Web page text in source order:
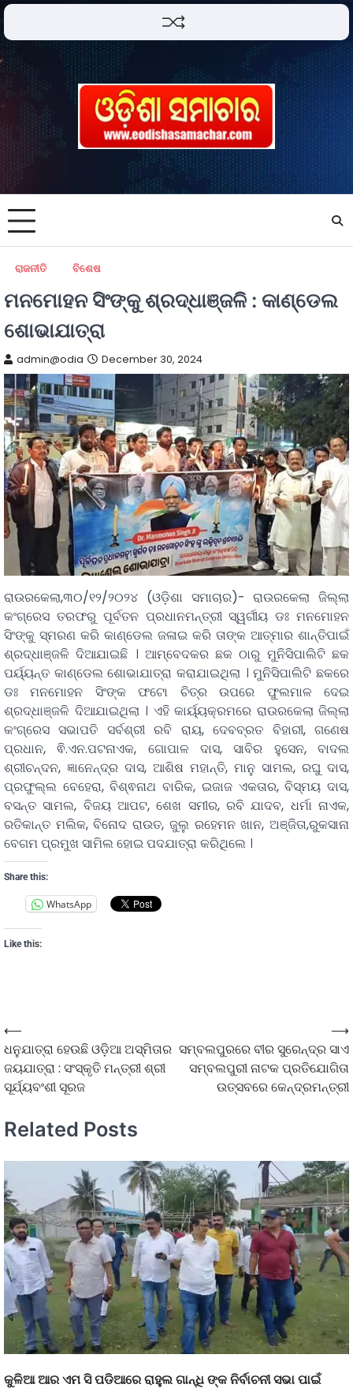
ରାଜନୀତି ବିଶେଷ
ମନମୋହନ ସିଂଙ୍କୁ ଶ୍ରଦ୍ଧାଞ୍ଜଳି : କାଣ୍ଡେଲ
ଶୋଭାଯାତ୍ରା
admin@odia December 30, 2024
ରାଉରକେଲା,୩୦/୧୨/୨୦୨୪ (ଓଡ଼ିଶା ସମାଚାର)- ରାଉରକେଲା ଜିଲ୍ଲା
କଂଗ୍ରେସ ତରଫରୁ ପୂର୍ବତନ ପ୍ରଧାନମନ୍ତ୍ରୀ ସ୍ୱର୍ଗୀୟ ଡଃ ମନମୋହନ
ସିଂଙ୍କୁ ସ୍ମରଣ କରି କାଣ୍ଡେଲ ଜଳାଇ କରି ତାଙ୍କ ଆତ୍ମାର ଶାନ୍ତିପାଇଁ
ଶ୍ରଦ୍ଧାଞ୍ଜଳି ଦିଆଯାଇଛି । ଆମ୍ବେଦକର ଛକ ଠାରୁ ମୁନିସିପାଲିଟି ଛକ
ପର୍ୟ୍ୟନ୍ତ କାଣ୍ଡେଲ ଶୋଭାଯାତ୍ରା କରାଯାଇଥିଲା । ମୁନିସିପାଲିଟି ଛକରେ
ଡଃ ମନମୋହନ ସିଂଙ୍କ ଫଟୋ ଚିତ୍ର ଉପରେ ଫୁଲମାଳ ଦେଇ
ଶ୍ରଦ୍ଧାଞ୍ଜଳି ଦିଆଯାଇଥିଲା । ଏହି କାର୍ୟ୍ୟକ୍ରମରେ ରାଉରକେଲା ଜିଲ୍ଲା
କଂଗ୍ରେସ ସଭାପତି ସର୍ବଶ୍ରୀ ରବି ରାୟ, ଦେବବ୍ରତ ବିହାରୀ, ଗଣେଷ
ପ୍ରଧାନ, ଵି.ଏନ.ପଟନାଏକ, ଗୋପାଳ ଦାସ, ସାବିର ହୁସେନ, ବାଦଲ
ଶ୍ରୀଚନ୍ଦନ, ଜ୍ଞାନେନ୍ଦ୍ର ଦାସ, ଆଶିଷ ମହାନ୍ତି, ମାନୁ ସାମଲ, ରଘୁ ଦାସ,
ପ୍ରଫୁଲ୍ଲ ବେହେରା, ବିଶ୍ଵନାଥ ବାରିକ, ଇଜାଜ ଏକତାର, ବିସ୍ମୟ ଦାସ,
ବସନ୍ତ ସାମଲ, ବିଜୟ ଆପଟ, ଶେଖ ସମୀର, ରବି ଯାଦବ, ଧର୍ମା ନାଏକ,
ରତିକାନ୍ତ ମଲିକ, ବିନୋଦ ରାଉତ, ଜୁଲୁ ରହେମନ ଖାନ, ଅଞ୍ଜିତା,ରୁକସାନା
ବେଗମ ପ୍ରମୁଖ ସାମିଲ ହୋଇ ପଦଯାତ୍ରା କରିଥିଲେ ।
Share this:
WhatsApp
Like this:
⟵
ଧନୁଯାତ୍ରା ହେଉଛି ଓଡ଼ିଆ ଅସ୍ମିତାର
ଜୟଯାତ୍ରା : ସଂସ୍କୃତି ମନ୍ତ୍ରୀ ଶ୍ରୀ
ସୂର୍ଯ୍ୟବଂଶୀ ସୂରଜ
ସମ୍ବଲପୁରରେ ବୀର ସୁରେନ୍ଦ୍ର ସାଏ
ସମ୍ବଲପୁରୀ ନାଟକ ପ୍ରତିଯୋଗିତା
ଉତ୍ସବରେ କେନ୍ଦ୍ରମନ୍ତ୍ରୀ
⟶
Related Posts
କୁଳିଆ ଆର ଏମ ସି ପଡିଆରେ ରାହୁଲ ଗାନ୍ଧି ଙ୍କ ନିର୍ବାଚନୀ ସଭା ପାଇଁ